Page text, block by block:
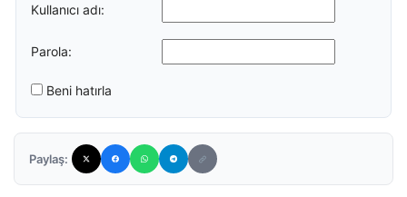
Kullanıcı adı:
Parola:
Beni hatırla
Paylaş: